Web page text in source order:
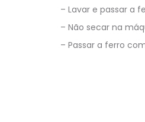
– Lavar e passar a
– Não secar na
– Passar a ferro